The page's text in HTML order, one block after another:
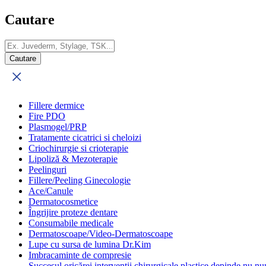
Cautare
Fillere dermice
Fire PDO
Plasmogel/PRP
Tratamente cicatrici si cheloizi
Criochirurgie si crioterapie
Lipoliză & Mezoterapie
Peelinguri
Fillere/Peeling Ginecologie
Ace/Canule
Dermatocosmetice
Îngrijire proteze dentare
Consumabile medicale
Dermatoscoape/Video-Dermatoscoape
Lupe cu sursa de lumina Dr.Kim
Imbracaminte de compresie